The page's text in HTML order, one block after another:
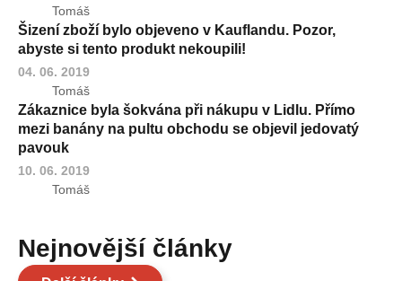
Tomáš
Šizení zboží bylo objeveno v Kauflandu. Pozor,
abyste si tento produkt nekoupili!
04. 06. 2019
Tomáš
Zákaznice byla šokvána při nákupu v Lidlu. Přímo
mezi banány na pultu obchodu se objevil jedovatý
pavouk
10. 06. 2019
Tomáš
Nejnovější články